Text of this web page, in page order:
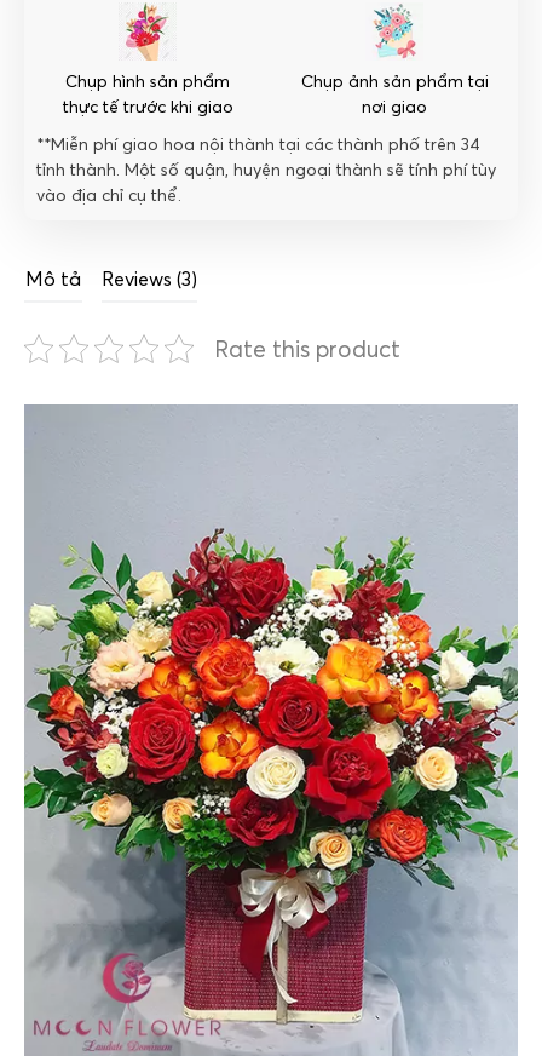
Chụp hình sản phẩm
thực tế trước khi giao
Chụp ảnh sản phẩm tại
nơi giao
**Miễn phí giao hoa nội thành tại các thành phố trên 34
tỉnh thành. Một số quận, huyện ngoại thành sẽ tính phí tùy
vào địa chỉ cụ thể.
Mô tả Reviews (3)
Rate this product